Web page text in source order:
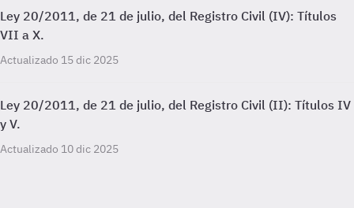
Ley 20/2011, de 21 de julio, del Registro Civil (IV): Títulos
VII a X.
Actualizado 15 dic 2025
Ley 20/2011, de 21 de julio, del Registro Civil (II): Títulos IV
y V.
Actualizado 10 dic 2025